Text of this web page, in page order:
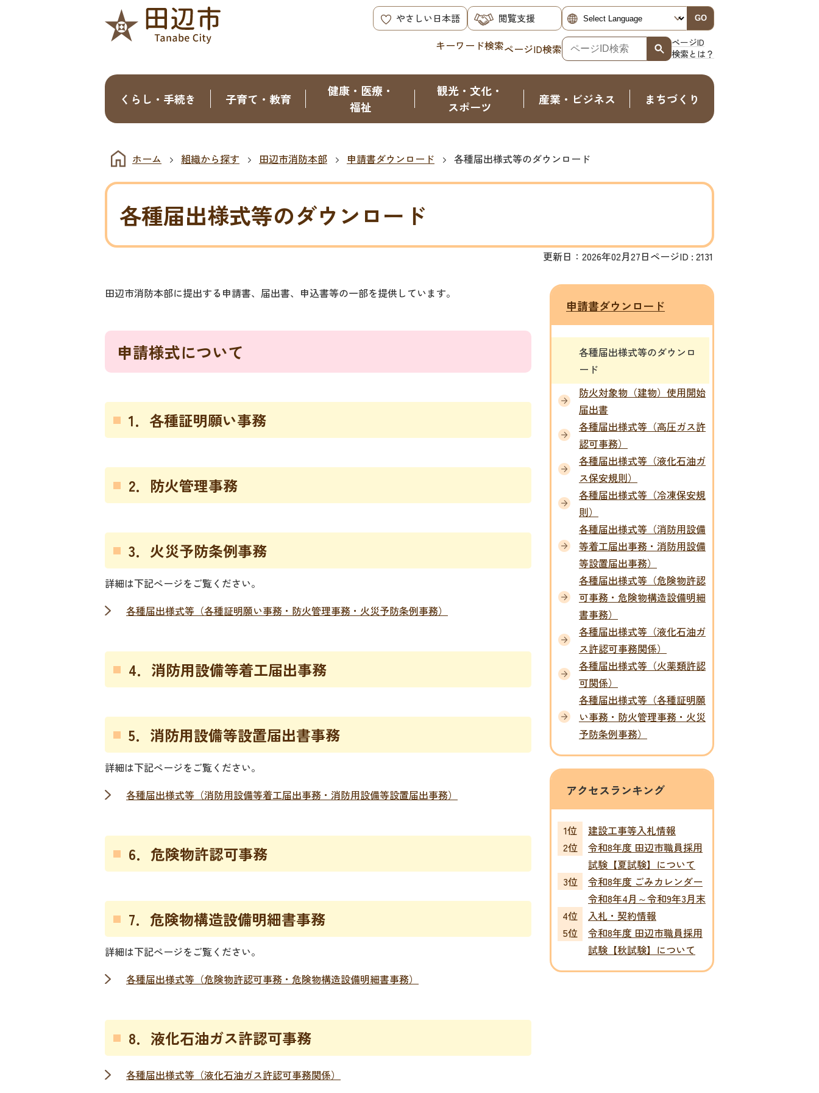
やさしい日本語 閲覧支援 GO
キーワード検索ページID検索
ページID
検索とは？
くらし・手続き 子育て・教育
健康・医療・
福祉
観光・文化・
スポーツ
産業・ビジネス まちづくり
ホーム 組織から探す 田辺市消防本部 申請書ダウンロード 各種届出様式等のダウンロード
各種届出様式等のダウンロード
更新日：2026年02月27日ページID : 2131
田辺市消防本部に提出する申請書、届出書、申込書等の一部を提供しています。
申請様式について
1．各種証明願い事務
2．防火管理事務
3．火災予防条例事務
詳細は下記ぺージをご覧ください。
各種届出様­式等（各種証明願い事務・防火管理事務・火災予防条例事務）
4．消防用設備等着工届出事務
5．消防用設備等設置届出書事務
詳細は下記ぺージをご覧ください。
各種届出様­式等（消防用設備等着工届出事務・消防用設備等設置届出事務）
6．危険物許認可事務
7．危険物構造設備明細書事務
詳細は下記ぺージをご覧ください。
各種届出様­式等（危険物許認可事務・危険物構造設備明細書事務）
8．液化石油ガス許認可事務
各種届出様­式等（液化石油ガス許認可事務関係）
申請書ダウンロード
各種届出様式等のダウンロ
ード
防火対象物（建物）使用開始
届出書
各種届出様式等（高圧ガス許
認可事務）
各種届出様式等（液化石油ガ
ス保安規則）
各種届出様式等（冷凍保安規
則）
各種届出様­式等（消防用設備
等着工届出事務・消防用設備
等設置届出事務）
各種届出様­式等（危険物許認
可事務・危険物構造設備明細
書事務）
各種届出様­式等（液化石油ガ
ス許認可事務関係）
各種届出様­式等（火薬類許認
可関係）
各種届出様­式等（各種証明願
い事務・防火管理事務・火災
予防条例事務）
アクセスランキング
建設工事等入札情報
令和8年度 田辺市職員採用
試験【夏試験】について
令和8年度 ごみカレンダー
令和8年4月～令和9年3月末
入札・契約情報
令和8年度 田辺市職員採用
試験【秋試験】について